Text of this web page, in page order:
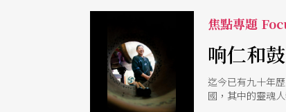
焦點專題
响仁和
迄今已有九十年
國，其中的靈魂